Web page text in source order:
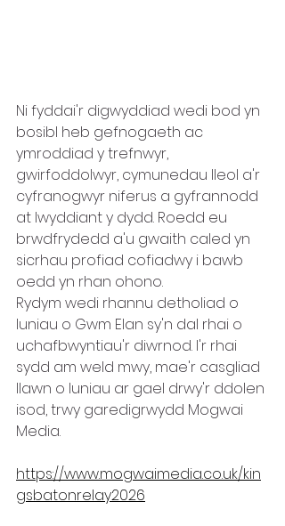
Ni fyddai'r digwyddiad wedi bod yn
bosibl heb gefnogaeth ac
ymroddiad y trefnwyr,
gwirfoddolwyr, cymunedau lleol a'r
cyfranogwyr niferus a gyfrannodd
at lwyddiant y dydd. Roedd eu
brwdfrydedd a'u gwaith caled yn
sicrhau profiad cofiadwy i bawb
oedd yn rhan ohono.
Rydym wedi rhannu detholiad o
luniau o Gwm Elan sy'n dal rhai o
uchafbwyntiau'r diwrnod. I'r rhai
sydd am weld mwy, mae'r casgliad
llawn o luniau ar gael drwy'r ddolen
isod, trwy garedigrwydd Mogwai
Media.
https://www.mogwaimedia.co.uk/kin
gsbatonrelay2026